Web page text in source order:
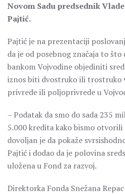
Novom Sadu predsednik
Pajtić.
Pajtić je na prezentaciji
da je od posebnog značaja to što
bankom Vojvodine objediniti
iznos biti dvostruko ili trostruko
privrede ili poljoprivrede u
– Podatak da smo do sada 235
5.000 kredita kako bismo otvorili
dovoljan je da pokaže
Pajtić i dodao da je polovina
uložena u Fond za razvoj.
Direktorka Fonda Snežana